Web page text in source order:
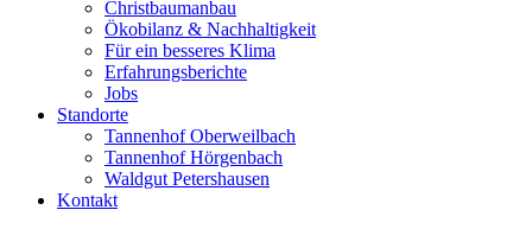
Christbaumanbau
Ökobilanz & Nachhaltigkeit
Für ein besseres Klima
Erfahrungsberichte
Jobs
Standorte
Tannenhof Oberweilbach
Tannenhof Hörgenbach
Waldgut Petershausen
Kontakt